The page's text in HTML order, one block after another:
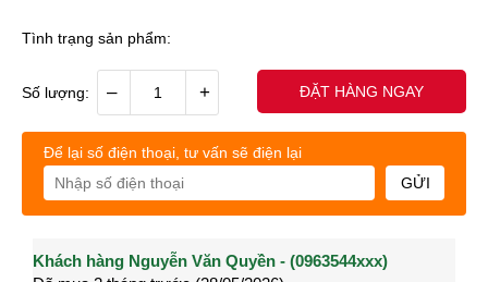
Tình trạng sản phẩm:
Số lượng: – + ĐẶT HÀNG NGAY
Để lại số điện thoại, tư vấn sẽ điện lại
GỬI
Khách hàng Nguyễn Văn Quyền - (0963544xxx)
Khách hàng Nguyễn Thành Long - (0902021xxx)